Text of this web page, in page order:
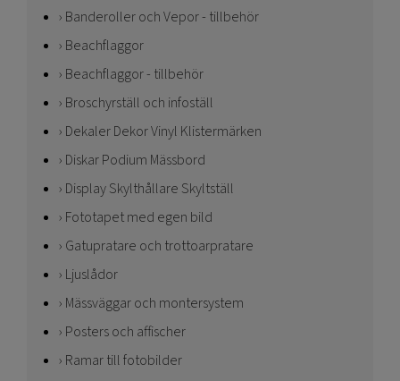
Banderoller och Vepor - tillbehör
Beachflaggor
Beachflaggor - tillbehör
Broschyrställ och infoställ
Dekaler Dekor Vinyl Klistermärken
Diskar Podium Mässbord
Display Skylthållare Skyltställ
Fototapet med egen bild
Gatupratare och trottoarpratare
Ljuslådor
Mässväggar och montersystem
Posters och affischer
Ramar till fotobilder